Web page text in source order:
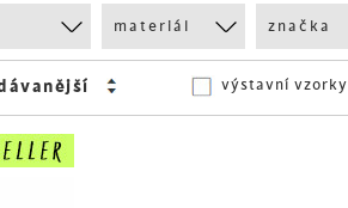
materiál značka
výstavní vzorky